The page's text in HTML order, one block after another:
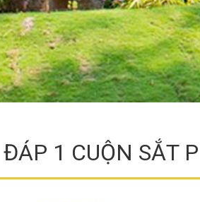
1 CUỘN SẮT